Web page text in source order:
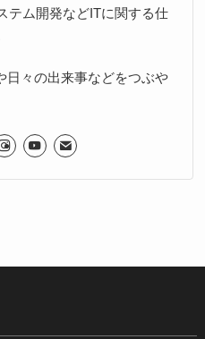
テム開発などITに関する仕
日々の出来事などをつぶや